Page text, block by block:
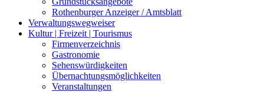
Rothenburger Anzeiger / Amtsblatt
Verwaltungswegweiser
Kultur | Freizeit | Tourismus
Firmenverzeichnis
Gastronomie
Sehenswürdigkeiten
Übernachtungsmöglichkeiten
Veranstaltungen